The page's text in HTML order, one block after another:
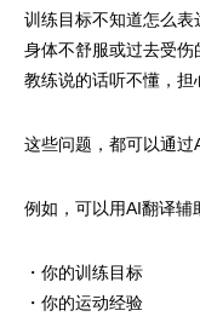
训练目标不知道怎么表
身体不舒服或过去受伤
教练说的话听不懂，担
这些问题，都可以通过
例如，可以用AI翻译辅
・你的训练目标
・你的运动经验